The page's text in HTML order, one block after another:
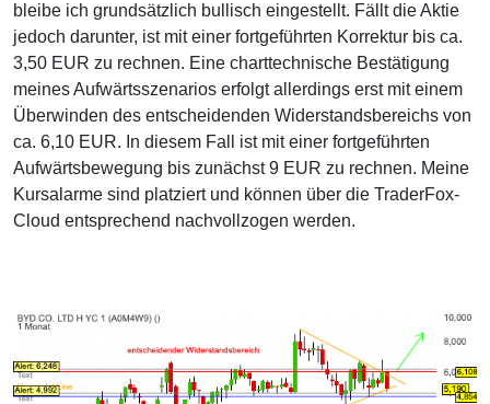
bleibe ich grundsätzlich bullisch eingestellt. Fällt die Aktie
jedoch darunter, ist mit einer fortgeführten Korrektur bis ca.
3,50 EUR zu rechnen. Eine charttechnische Bestätigung
meines Aufwärtsszenarios erfolgt allerdings erst mit einem
Überwinden des entscheidenden Widerstandsbereichs von
ca. 6,10 EUR. In diesem Fall ist mit einer fortgeführten
Aufwärtsbewegung bis zunächst 9 EUR zu rechnen. Meine
Kursalarme sind platziert und können über die TraderFox-
Cloud entsprechend nachvollzogen werden.